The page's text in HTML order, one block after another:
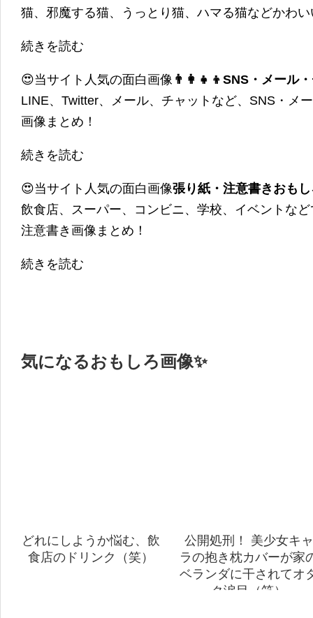
猫、邪魔する猫、うっとり猫、ハマる猫などかわ
続きを読む
😍当サイト人気の面白画像 👨‍👩‍👧‍👦SNS・メール
LINE、Twitter、メール、チャットなど、SNS・メ
画像まとめ！
続きを読む
😍当サイト人気の面白画像張り紙・注意書きおも
飲食店、スーパー、コンビニ、学校、イベントな
注意書き画像まとめ！
続きを読む
気になるおもしろ画像✨
どれにしようか悩む、飲
食店のドリンク（笑）
公開処刑！ 美少女キャ
ラの抱き枕カバーが家
ベランダに干されてオ
ク涙目（笑）